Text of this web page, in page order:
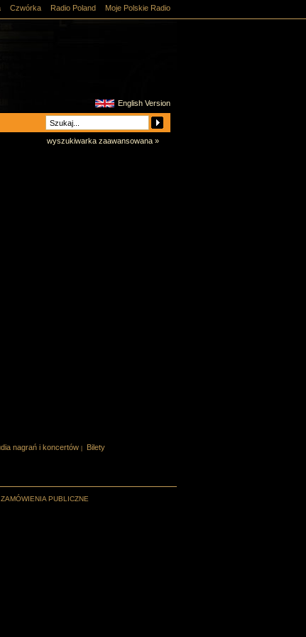
Czwórka Radio Poland Moje Polskie Radio
English Version
wyszukiwarka zaawansowana »
nagrań i koncertów
Bilety
ZAMÓWIENIA PUBLICZNE